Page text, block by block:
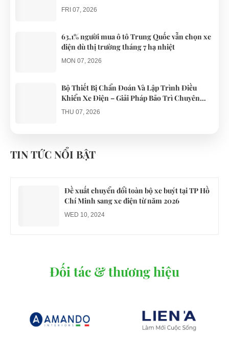
FRI 07, 2026
63,1% người mua ô tô Trung Quốc vẫn chọn xe
điện dù thị trường tháng 7 hạ nhiệt
MON 07, 2026
Bộ Thiết Bị Chẩn Đoán Và Lập Trình Điều
Khiển Xe Điện – Giải Pháp Bảo Trì Chuyên
Nghiệp
THU 07, 2026
gổ khi đón du khách ở Quy Nhơn
MON 07, 2026
TIN TỨC NỔI BẬT
Đề xuất chuyển đổi toàn bộ xe buýt tại TP Hồ
Chí Minh sang xe điện từ năm 2026
WED 10, 2024
Đối tác & thương hiệu